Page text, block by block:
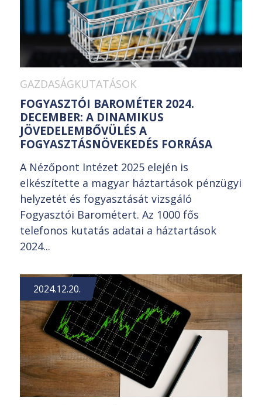
GAZDASÁGKUTATÁSOK
FOGYASZTÓI BAROMÉTER 2024.
DECEMBER: A DINAMIKUS
JÖVEDELEMBŐVÜLÉS A
FOGYASZTÁSNÖVEKEDÉS FORRÁSA
A Nézőpont Intézet 2025 elején is
elkészítette a magyar háztartások pénzügyi
helyzetét és fogyasztását vizsgáló
Fogyasztói Barométert. Az 1000 fős
telefonos kutatás adatai a háztartások
2024...
2024.12.20.